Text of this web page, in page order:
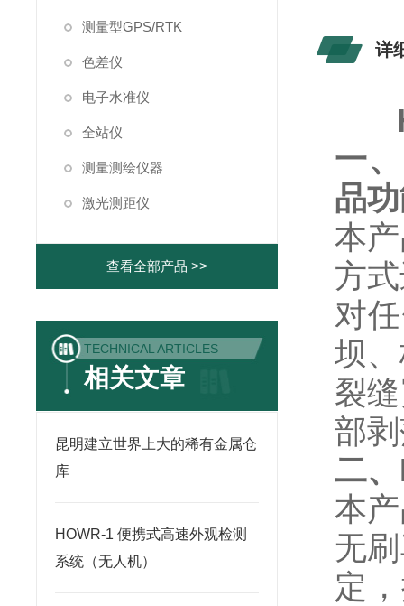
测量型GPS/RTK
色差仪
电子水准仪
全站仪
测量测绘仪器
激光测距仪
查看全部产品 >>
TECHNICAL ARTICLES
相关文章
昆明建立世界上大的稀有金属仓
库
HOWR-1 便携式高速外观检测
系统（无人机）
详
一、
品
本
方
对
坝
裂
部
二、
本
无
定